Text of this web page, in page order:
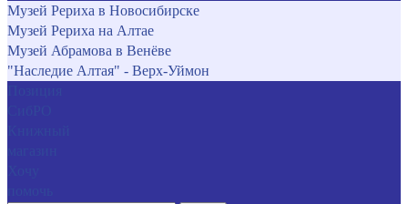
Музей Рериха в Новосибирске
Музей Рериха на Алтае
Музей Абрамова в Венёве
"Наследие Алтая" - Верх-Уймон